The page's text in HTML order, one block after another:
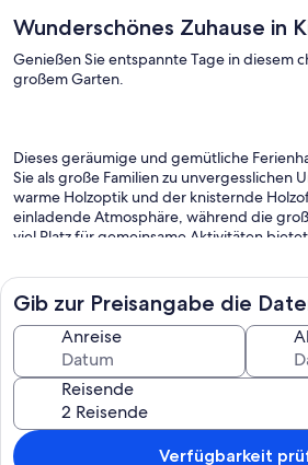
Wunderschönes Zuhause in
Genießen Sie entspannte Tage in diesem
großem Garten.
Dieses geräumige und gemütliche
Sie als große Familien zu unvergesslichen
warme Holzoptik und der knisternde
einladende Atmosphäre, während die
viel Platz für gemeinsame Aktivitäten
verbringen, egal ob beim Frühstück in
Grillabend mit der Familie. Der weitläufige
Spielen und Toben – ein perfekter
Der Ejby Strand bietet Ihnen eine
zu Spaziergängen und entspannten Tagen
Angelfreunde kommen hier ebenfalls auf
näheren Umgebung erwarten Sie
Gib zur Preisangabe die
Anreise
Reisende
Verfügbarkeit